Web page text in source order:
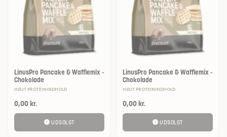
LinusPro Pancake & Wafflemix -
Chokolade
HØJT PROTEININDHOLD
0,00kr.
UDSOLGT
LinusPro Pancake & Wafflemix -
Chokolade
HØJT PROTEININDHOLD
0,00kr.
UDSOLGT